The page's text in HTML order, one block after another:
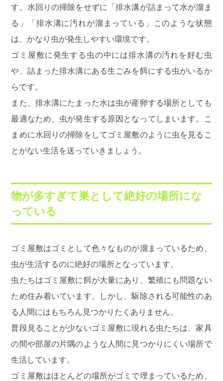
す。水回りの掃除をせずに「排水溝が詰まって水が溜ま
る」「排水溝に汚れが溜まっている」このような状態
は、かなり虫が発生しやすい環境です。
ゴミ屋敷に発生する虫の中には排水溝の汚れを好む虫
や、詰まった排水溝にある生ごみを餌にする虫がいるか
らです。
また、排水溝にたまった水は虫が産卵する場所としても
最適なため、虫が発生する原因となってしまいます。こ
まめに水回りの掃除をしてゴミ屋敷のように虫を見るこ
とがない生活を送っていきましょう。
物が多すぎて巣として絶好の場所にな
っている
ゴミ屋敷はゴミとして色々なものが溜まっているため、
虫が生活するのに絶好の場所となっています。
虫たちはゴミ屋敷に餌が大量にあり、繁殖にも問題ない
ため住み着いています。しかし、駆除される可能性のあ
る人間にはもちろん見つかりたくありません。
普段見ることが少ないゴミ屋敷に現れる虫たちは、家具
の間や部屋の片隅のような人間に見つかりにくい場所で
生活しています。
ゴミ屋敷はほとんどの場所がゴミで埋まっているため、